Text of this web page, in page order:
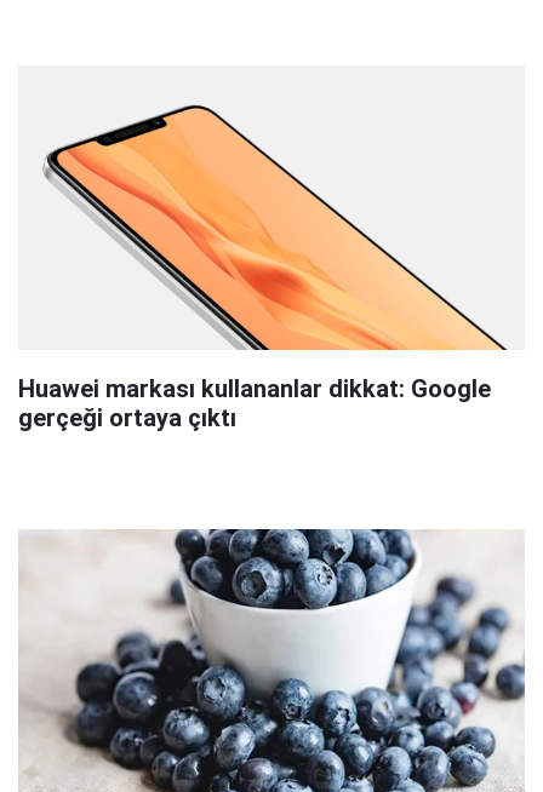
Huawei markası kullananlar dikkat: Google
gerçeği ortaya çıktı